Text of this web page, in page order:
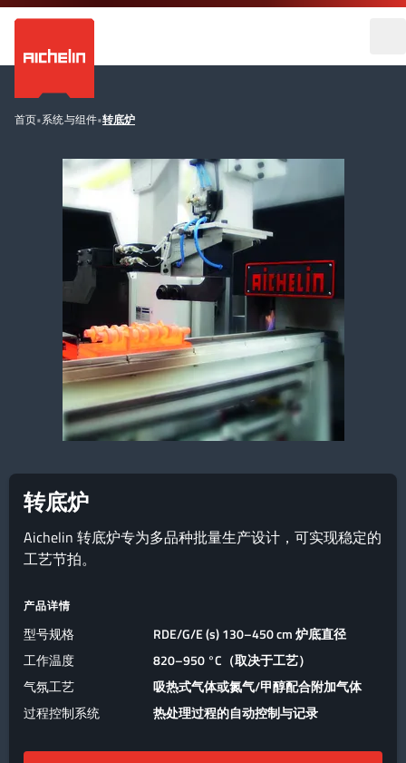
首页•系统与组件•转底炉
转底炉
Aichelin 转底炉专为多品种批量生产设计，可实现稳定的
工艺节拍。
产品详情
型号规格
RDE/G/E (s) 130–450 cm 炉底直径
工作温度
820–950 °C（取决于工艺）
气氛工艺
吸热式气体或氮气/甲醇配合附加气体
过程控制系统
热处理过程的自动控制与记录